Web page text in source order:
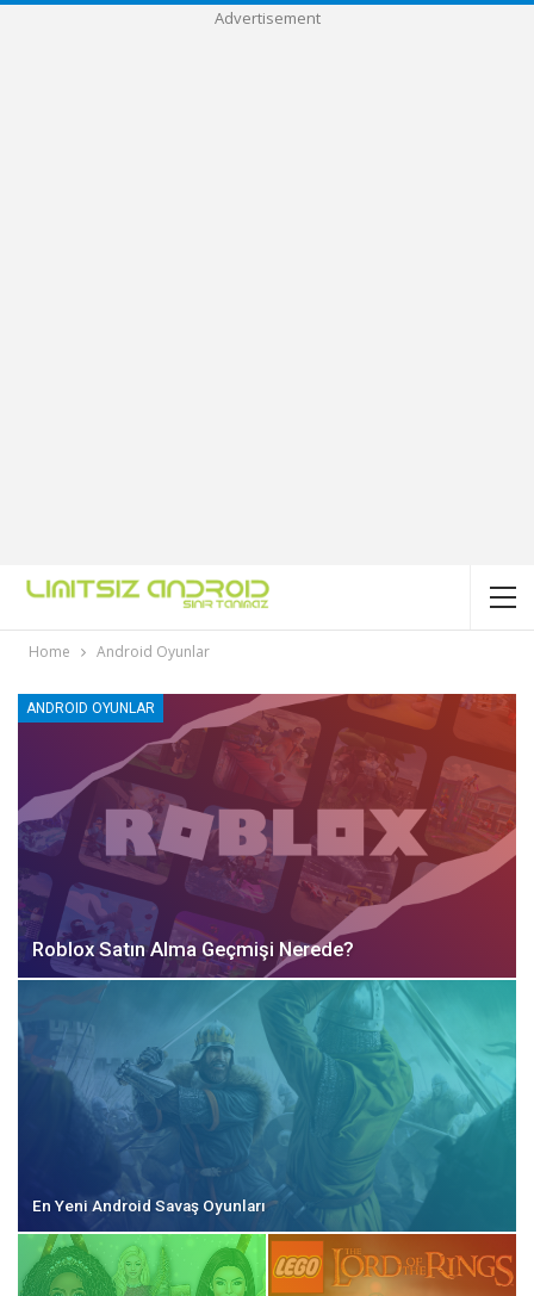
Advertisement
Home Android Oyunlar
ANDROID OYUNLAR
Roblox Satın Alma Geçmişi Nerede?
En Yeni Android Savaş Oyunları